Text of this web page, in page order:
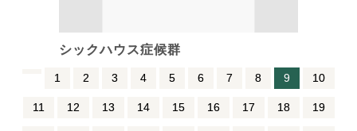
シックハウス症候群
1 2 3 4 5 6 7 8 9 10
11 12 13 14 15 16 17 18 19